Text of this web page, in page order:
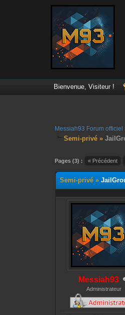
Bienvenue, Visiteur !
Messiah93 Forum officiel
Semi-privé »
Pages (3) : « Précédent
Moyenne : 0 (0 vote(s))
Semi-privé »
Messiah93
Administrateur